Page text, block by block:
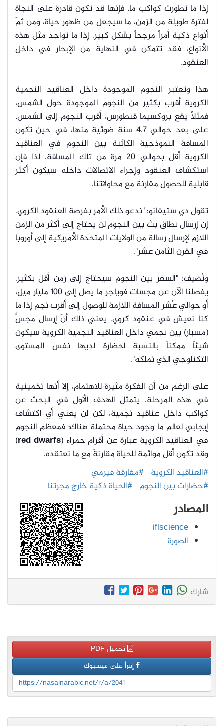
إذا ما تطورت كواكب ما، فإنها قد تكون قادرة على النجاة
لفترة طويلة من الزمن، ما سيجعل من ظهور حياة، ومن ثمّ
أنواع ذكية أمراً مرجحاً بشكل كبير. إذا ما تواجد مثل هذه
الأنواع، فقد تتمكن في النهاية من الإبحار في داخل
العنقود.
هذا وتعتبر النجوم الموجودة داخل العناقيد النجمية
الكروية أقرب بكثير من النجوم الموجودة حول الشمس،
فمثلاً يقع بروكسيما قنطورس، أقرب النجوم إلى الشمس،
على بعد حوالي 4.7 سنة ضوئية منها، في حين تكون
المسافة النموذجية الكائنة بين النجوم في العناقيد
الكروية أقل بحوالي 20 مرة من تلك المسافة. لذا فإن
استكشاف العنقود وإجراء الاتصالات داخله سيكون أكثر
قابلية للحصول مقارنة مع محاولاتنا.
تقول دي ستيفانو: "ندعو ذلك الأمر بفرصة العنقود الكروي.
إن إرسال نطاق بث بين النجوم لن يحتاج إلى أكثر من الزمن
اللازم لإرسال رسالة من الولايات المتحدة الأمريكية إلى أوروبا
في القرن الثامن عشر".
وتُضيف: "السفر بين النجوم سيحتاج إلى زمن أقل بكثير.
يفصلنا الآن عن مجسات فوياجر ما يصل إلى 100 مليار ميل،
أو حوالي عُشر المسافة اللازمة للوصول إلى أقرب نجم إذا ما
كنا نعيش في عنقود كروي. يعني ذلك أنّ إرسال مجسٍّ
(مسبار) بين نجمي داخل العناقيد النجمية الكروية سيكون
شيئاً ممكناً بالنسبة لحضارة لديها نفس المستوى
التكنلوجي الذي نملكه".
على الرغم من أن الفكرة مثيرة للاهتمام، إلا أنها تخمينية
في هذه المرحلة. يتمثل الهدف الأول في البحث عن
كواكب داخل عناقيد نجمية، لكن لن يعني أي اكتشاف
إيجابي لعالم ما وجود حياة محتملة هناك؛ فمعظم النجوم
في العناقيد الكروية عبارة عن أقزام حمراء (red dwarfs
)
وقد تكون أقل موائمة للحياة مقارنةً مع ما نعتقده.
#العناقيد الكروية #مفارقة فيرمي
#حضارات بين النجوم #الحياة ذكية خارج مجرتنا
المصادر
iflscience
الصورة
شارك
تحميل PDF
إقرأ على فيسبوك
https://nasainarabic.net/r/a/2041